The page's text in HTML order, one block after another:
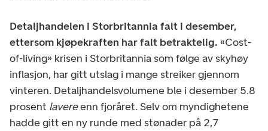
Detaljhandelen i Storbritannia falt i desember,
ettersom kjøpekraften har falt betraktelig. «Cost-
of-living» krisen i Storbritannia som følge av skyhøy
inflasjon, har gitt utslag i mange streiker gjennom
vinteren. Detaljhandelsvolumene ble i desember 5.8
prosent lavereenn fjoråret. Selv om myndighetene
hadde gitt en ny runde med stønader på 2,7